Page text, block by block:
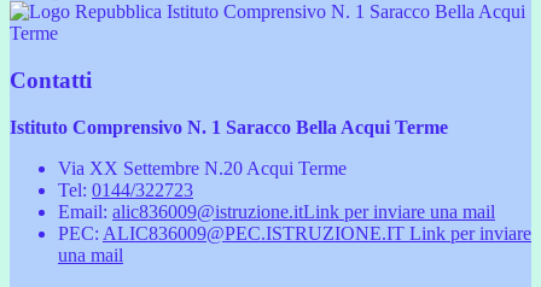
Istituto Comprensivo N. 1 Saracco Bella Acqui
Terme
Contatti
Istituto Comprensivo N. 1 Saracco Bella Acqui Terme
Via XX Settembre N.20 Acqui Terme
Tel: 0144/322723
Email: alic836009@istruzione.itLink per inviare una mail
PEC: ALIC836009@PEC.ISTRUZIONE.IT Link per inviare
una mail